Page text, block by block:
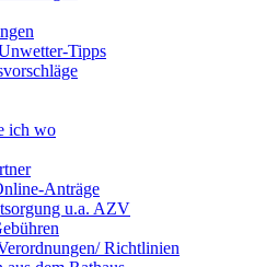
Tipps
ich wo
Anträge
u.a. AZV
Richtlinien